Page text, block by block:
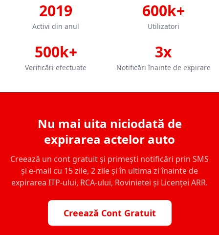
2019
Activi din anul
600k+
Utilizatori
500k+
Verificări efectuate
3x
Notificări înainte de expirare
Nu mai uita niciodată de
expirarea actelor auto
Creează un cont gratuit și primești notificări prin SMS
și e-mail cu 15 zile, 2 zile și în ultima zi înainte de
expirarea ITP-ului, RCA-ului, Rovinietei și Licenței ARR.
Creează Cont Gratuit